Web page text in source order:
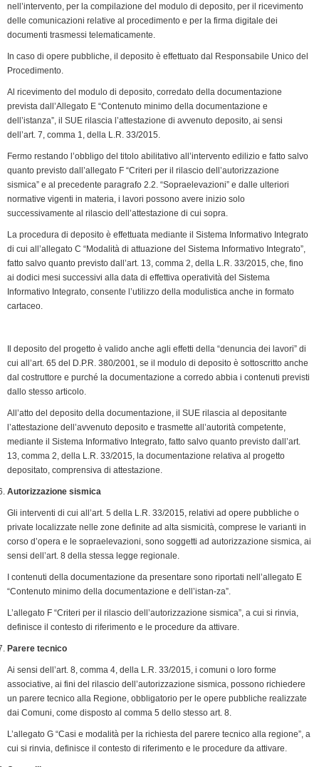
nell’intervento, per la compilazione del modulo di deposito, per il ricevimento
delle comunicazioni relative al procedimento e per la firma digitale dei
documenti trasmessi telematicamente.
In caso di opere pubbliche, il deposito è effettuato dal Responsabile Unico del
Procedimento.
Al ricevimento del modulo di deposito, corredato della documentazione
prevista dall’Allegato E “Contenuto minimo della documen­tazione e
dell’istanza”, il SUE rilascia l’attestazione di avvenuto deposito, ai sensi
dell’art. 7, comma 1, della L.R. 33/2015.
Fermo restando l’obbligo del titolo abilitativo all’intervento edilizio e fatto salvo
quanto previsto dall’allegato F “Criteri per il rilascio dell’autorizzazione
sismica” e al precedente paragrafo 2.2. “Sopraelevazioni” e dalle ulteriori
normative vigenti in materia, i lavori pos­sono avere inizio solo
successivamente al rilascio dell’attestazione di cui sopra.
La procedura di deposito è effettuata mediante il Sistema Informativo Integrato
di cui all’allegato C “Modalità di attuazione del Siste­ma Informativo Integrato”,
fatto salvo quanto previsto dall’art. 13, comma 2, della L.R. 33/2015, che, fino
ai dodici mesi successivi alla data di effettiva operatività del Sistema
Informativo Integrato, consente l’utilizzo della modulistica anche in formato
cartaceo.
Il deposito del progetto è valido anche agli effetti della “denuncia dei lavori” di
cui all’art. 65 del D.P.R. 380/2001, se il modulo di depo­sito è sottoscritto anche
dal costruttore e purché la documentazione a corredo abbia i contenuti previsti
dallo stesso articolo.
All’atto del deposito della documentazione, il SUE rilascia al depositante
l’attestazione dell’avvenuto deposito e trasmette all’autorità competente,
mediante il Sistema Informativo Integrato, fatto salvo quanto previsto dall’art.
13, comma 2, della L.R. 33/2015, la docu­mentazione relativa al progetto
depositato, comprensiva di attestazione.
Autorizzazione sismica
Gli interventi di cui all’art. 5 della L.R. 33/2015, relativi ad opere pubbliche o
private localizzate nelle zone definite ad alta sismicità, comprese le varianti in
corso d’opera e le sopraelevazioni, sono soggetti ad autorizzazione sismica, ai
sensi dell’art. 8 della stessa legge regionale.
I contenuti della documentazione da presentare sono riportati nell’allegato E
“Contenuto minimo della documentazione e dell’istan-za”.
L’allegato F “Criteri per il rilascio dell’autorizzazione sismica”, a cui si rinvia,
definisce il contesto di riferimento e le procedure da attivare.
Parere tecnico
Ai sensi dell’art. 8, comma 4, della L.R. 33/2015, i comuni o loro forme
associative, ai fini del rilascio dell’autorizzazione sismica, possono richiedere
un parere tecnico alla Regione, obbligatorio per le opere pubbliche realizzate
dai Comuni, come disposto al comma 5 dello stesso art. 8.
L’allegato G “Casi e modalità per la richiesta del parere tecnico alla regione”, a
cui si rinvia, definisce il contesto di riferimento e le procedure da attivare.